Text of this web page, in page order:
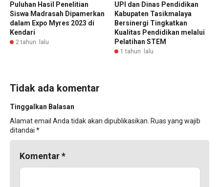
Puluhan Hasil Penelitian
Siswa Madrasah Dipamerkan
dalam Expo Myres 2023 di
Kendari
2 tahun lalu
UPI dan Dinas Pendidikan
Kabupaten Tasikmalaya
Bersinergi Tingkatkan
Kualitas Pendidikan melalui
Pelatihan STEM
1 tahun lalu
Tidak ada komentar
Tinggalkan Balasan
Alamat email Anda tidak akan dipublikasikan. Ruas yang wajib
ditandai *
Komentar*